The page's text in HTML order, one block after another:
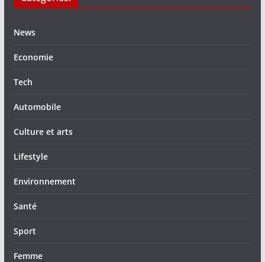
News
Economie
Tech
Automobile
Culture et arts
Lifestyle
Environnement
Santé
Sport
Femme